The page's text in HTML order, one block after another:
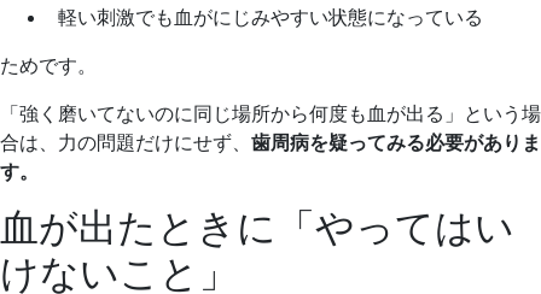
軽い刺激でも血がにじみやすい状態になっている
ためです。
「強く磨いてないのに同じ場所から何度も血が出る」という場
合は、力の問題だけにせず、 歯周病を疑ってみる必要がありま
す。
血が出たときに「やってはい
けないこと」